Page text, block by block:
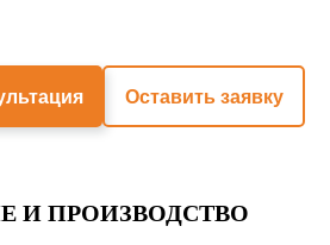
Оставить заявку
И ПРОИЗВОДСТВО